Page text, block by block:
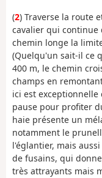
(2) Traverse la route
cavalier qui continue
chemin longe la
(Quelqu'un sait-il ce
400 m, le chemin
champs en
ici est
pause pour profiter
haie présente un
notamment le
l'églantier, mais
de fusains, qui
très attrayants mais